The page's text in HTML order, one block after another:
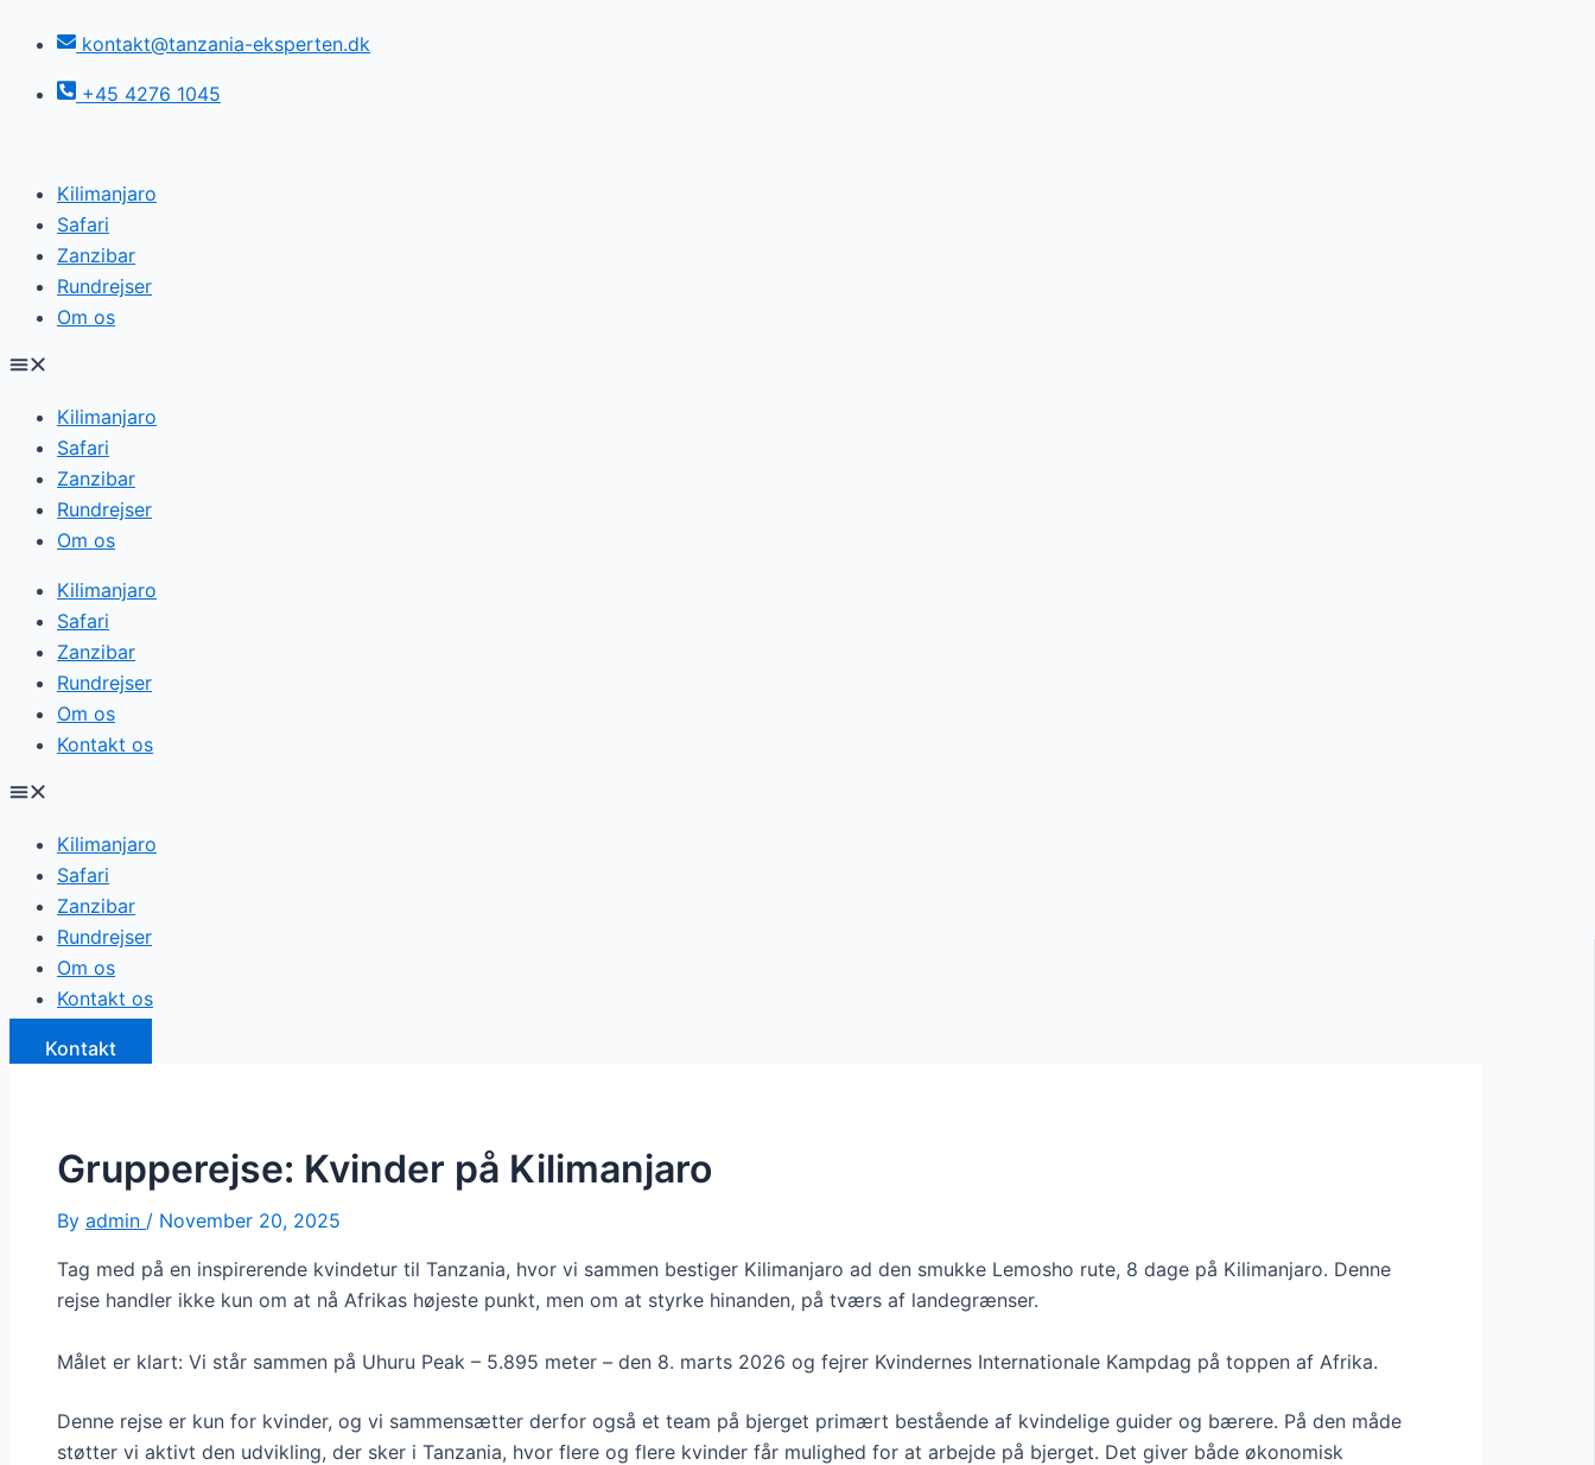
content
kontakt@tanzania-eksperten.dk
+45 4276 1045
Kilimanjaro
Safari
Zanzibar
Rundrejser
Om os
Kilimanjaro
Safari
Zanzibar
Rundrejser
Om os
Kilimanjaro
Safari
Zanzibar
Rundrejser
Om os
Kontakt os
Kilimanjaro
Safari
Zanzibar
Rundrejser
Om os
Kontakt os
Kontakt
Grupperejse: Kvinder på Kilimanjaro
By admin / November 20, 2025
Tag med på en inspirerende kvindetur til Tanzania, hvor vi sammen bestiger Kilimanjaro ad den smukke Lemosho rute, 8 dage på Kilimanjaro. Denne
rejse handler ikke kun om at nå Afrikas højeste punkt, men om at styrke hinanden, på tværs af landegrænser.
Målet er klart: Vi står sammen på Uhuru Peak – 5.895 meter – den 8. marts 2026 og fejrer Kvindernes Internationale Kampdag på toppen af Afrika.
Denne rejse er kun for kvinder, og vi sammensætter derfor også et team på bjerget primært bestående af kvindelige guider og bærere. På den måde
støtter vi aktivt den udvikling, der sker i Tanzania, hvor flere og flere kvinder får mulighed for at arbejde på bjerget. Det giver både økonomisk